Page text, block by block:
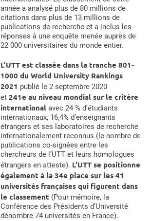
année a analysé plus de 80 millions de
citations dans plus de 13 millions de
publications de recherche et a inclus les
réponses à une enquête menée auprès de
22 000 universitaires du monde entier.
L’UTT est classée dans la tranche 801-
1000 du World University Rankings
2021 publié le 2 septembre 2020
et 241e au niveau mondial sur le critère
internationalavec 24 % d’étudiants
internationaux, 16,4% d’enseignants
étrangers et ses laboratoires de recherche
internationalement reconnus (le nombre de
publications co-signées entre les
chercheurs de l’UTT et leurs homologues
étrangers en atteste). L’UTT se positionne
également à la 34e place sur les 41
universités françaises qui figurent dans
le classement (Pour mémoire, la
Conférence des Présidents d’Université
dénombre 74 universités en France).